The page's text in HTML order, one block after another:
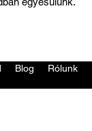
Blog Rólunk